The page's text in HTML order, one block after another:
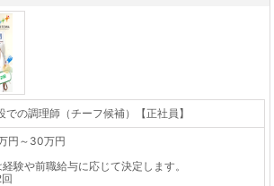
での調理師（チーフ候補）【正社員】
円～30万円
験や前職給与に応じて決定します。